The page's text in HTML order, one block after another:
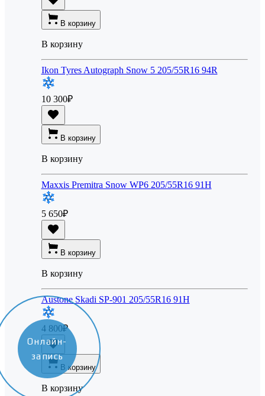
В корзину
В корзину
Ikon Tyres Autograph Snow 5 205/55R16 94R
10 300₽
В корзину
В корзину
Maxxis Premitra Snow WP6 205/55R16 91H
5 650₽
В корзину
В корзину
Austone Skadi SP-901 205/55R16 91H
4 800₽
В корзину
В корзину
Онлайн-
запись